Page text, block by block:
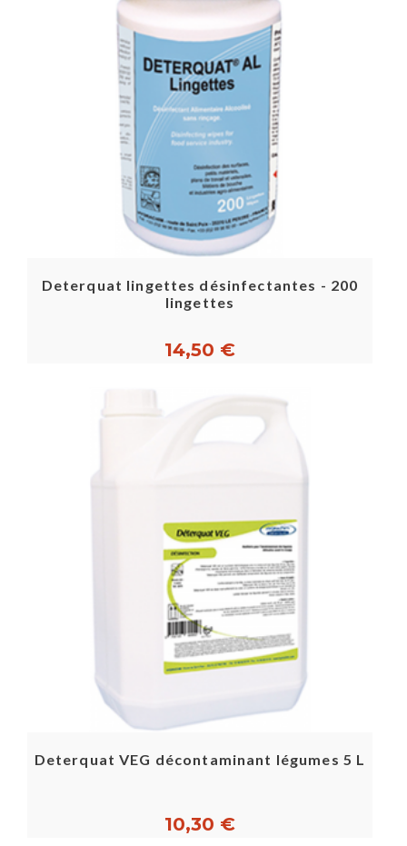
Deterquat lingettes désinfectantes - 200
lingettes
14,50 €
Deterquat VEG décontaminant légumes 5 L
10,30 €